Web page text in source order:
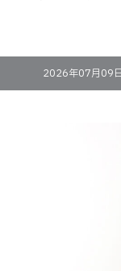
2026年07月09日